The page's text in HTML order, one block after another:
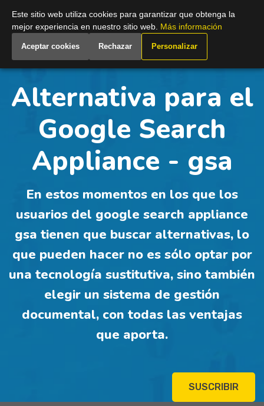
Spain
Alternativa para el
Google Search
Appliance - gsa
En estos momentos en los que los
usuarios del google search appliance
gsa tienen que buscar alternativas, lo
que pueden hacer no es sólo optar por
una tecnología sustitutiva, sino también
elegir un sistema de gestión
documental, con todas las ventajas
que aporta.
SUSCRIBIR
Este sitio web utiliza cookies para garantizar que obtenga la
mejor experiencia en nuestro sitio web. Más información
Aceptar cookies Rechazar Personalizar